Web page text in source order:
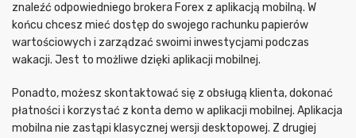
znaleźć odpowiedniego brokera Forex z aplikacją mobilną. W
końcu chcesz mieć dostęp do swojego rachunku papierów
wartościowych i zarządzać swoimi inwestycjami podczas
wakacji. Jest to możliwe dzięki aplikacji mobilnej.
Ponadto, możesz skontaktować się z obsługą klienta, dokonać
płatności i korzystać z konta demo w aplikacji mobilnej. Aplikacja
mobilna nie zastąpi klasycznej wersji desktopowej. Z drugiej